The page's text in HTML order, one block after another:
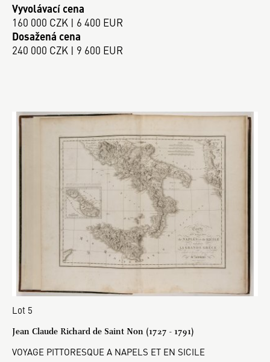
Vyvolávací cena
160 000 CZK | 6 400 EUR
Dosažená cena
240 000 CZK | 9 600 EUR
Lot 5
Jean Claude Richard de Saint Non (1727 - 1791)
VOYAGE PITTORESQUE A NAPELS ET EN SICILE